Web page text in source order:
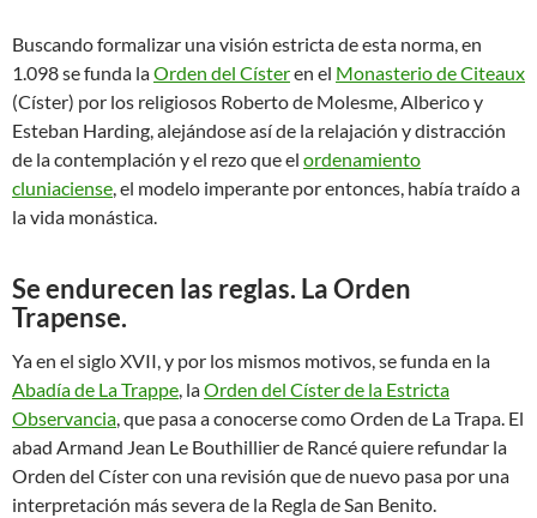
Buscando formalizar una visión estricta de esta norma, en
1.098 se funda laOrden del Císteren el Monasterio de Citeaux
(Císter) por los religiosos Roberto de Molesme, Alberico y
Esteban Harding, alejándose así de la relajación y distracción
de la contemplación y el rezo que el ordenamiento
cluniaciense, el modelo imperante por entonces, había traído a
la vida monástica.
Se endurecen las reglas. La Orden
Trapense.
Ya en el siglo XVII, y por los mismos motivos, se funda en la
Abadía de La Trappe, laOrden del Císter de la Estricta
Observancia, que pasa a conocerse como Orden de La Trapa. El
abad Armand Jean Le Bouthillier de Rancé quiere refundar la
Orden del Císter con una revisión que de nuevo pasa por una
interpretación más severa de la Regla de San Benito.